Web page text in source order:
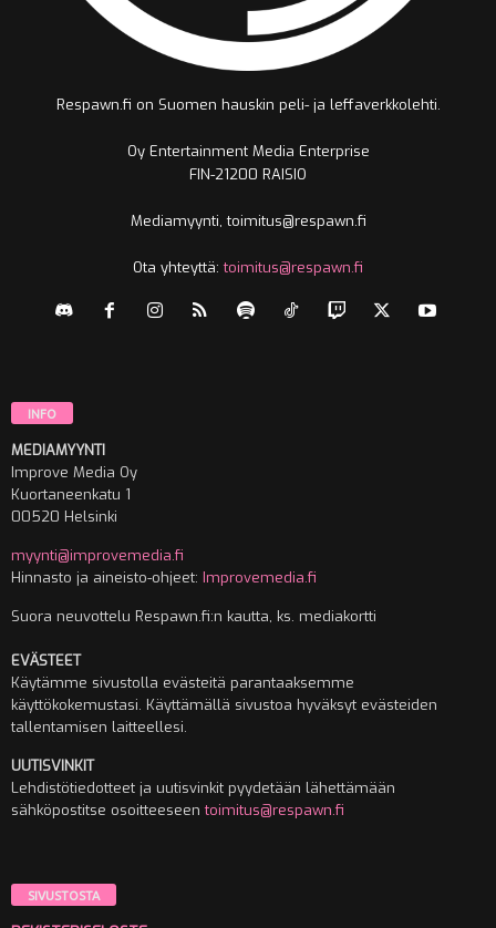
Respawn.fi on Suomen hauskin peli- ja leffaverkkolehti.
Oy Entertainment Media Enterprise
FIN-21200 RAISIO
Mediamyynti, toimitus@respawn.fi
Ota yhteyttä:toimitus@respawn.fi
INFO
MEDIAMYYNTI
Improve Media Oy
Kuortaneenkatu 1
00520 Helsinki
myynti@improvemedia.fi
Hinnasto ja aineisto-ohjeet: Improvemedia.fi
Suora neuvottelu Respawn.fi:n kautta, ks. mediakortti
EVÄSTEET
Käytämme sivustolla evästeitä parantaaksemme
käyttökokemustasi. Käyttämällä sivustoa hyväksyt evästeiden
tallentamisen laitteellesi.
UUTISVINKIT
Lehdistötiedotteet ja uutisvinkit pyydetään lähettämään
sähköpostitse osoitteeseentoimitus@respawn.fi
SIVUSTOSTA